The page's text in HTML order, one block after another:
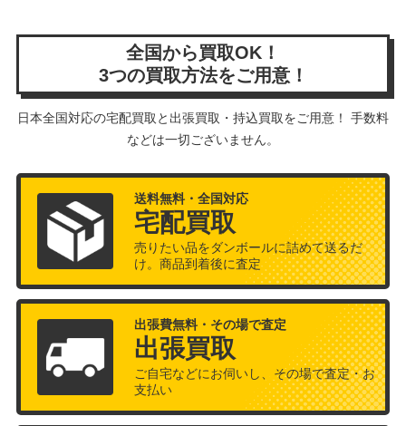
全国から買取OK！
3つの買取方法をご用意！
日本全国対応の宅配買取と出張買取・持込買取をご用意！ 手数料
などは一切ございません。
送料無料・全国対応
宅配買取
売りたい品をダンボールに詰めて送るだ
け。商品到着後に査定
出張費無料・その場で査定
出張買取
ご自宅などにお伺いし、その場で査定・お
支払い